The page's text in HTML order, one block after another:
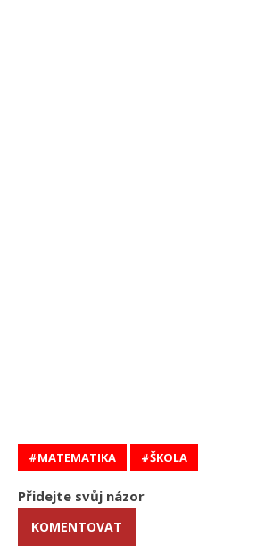
MATEMATIKA ŠKOLA
Přidejte svůj názor
KOMENTOVAT